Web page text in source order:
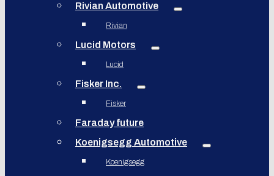
Rivian Automotive
Rivian
Lucid Motors
Lucid
Fisker Inc.
Fisker
Faraday future
Koenigsegg Automotive
Koenigsegg